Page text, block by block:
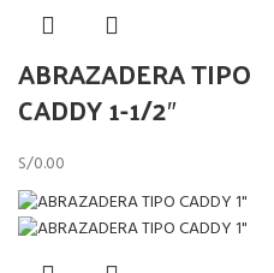
ABRAZADERA TIPO
CADDY 1-1/2″
S/0.00